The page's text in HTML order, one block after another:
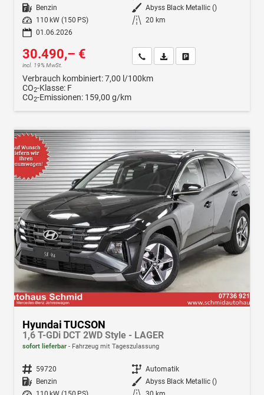
Kraftstoff Benzin Außenfarbe Abyss Black Metallic ()
Leistung
110 kW (150 PS) Kilometerstand 20 km
01.06.2026
30.490,– €
incl. 19% MwSt.
Wir rufen Sie anFahrzeugexposé (PDF)
Verbrauch kombiniert:7,00 l/100km
CO2-Klasse: F
CO2-Emissionen: 159,00 g/km
Hyundai TUCSON
1,6 T-GDi DCT 2WD Style - LAGER
sofort lieferbar Fahrzeug mit Tageszulassung
Fahrzeugnr. 59720 Getriebe Automatik
Kraftstoff Benzin Außenfarbe Abyss Black Metallic ()